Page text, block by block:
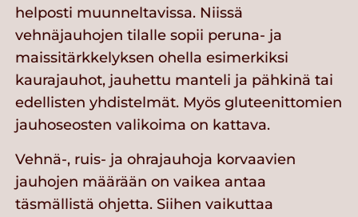
helposti muunneltavissa. Niissä
vehnäjauhojen tilalle sopii peruna- ja
maissitärkkelyksen ohella esimerkiksi
kaurajauhot, jauhettu manteli ja pähkinä tai
edellisten yhdistelmät. Myös gluteenittomien
jauhoseosten valikoima on kattava.
Vehnä-, ruis- ja ohrajauhoja korvaavien
jauhojen määrään on vaikea antaa
täsmällistä ohjetta. Siihen vaikuttaa